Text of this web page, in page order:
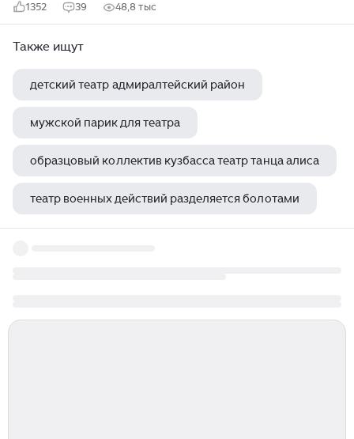
1352 39 48,8 тыс
Также ищут
детский театр адмиралтейский район
мужской парик для театра
образцовый коллектив кузбасса театр танца алиса
театр военных действий разделяется болотами